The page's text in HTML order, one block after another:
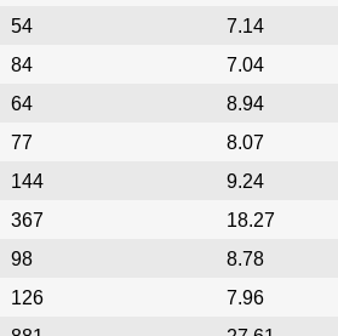
54 7.14
84 7.04
64 8.94
77 8.07
144 9.24
367 18.27
98 8.78
126 7.96